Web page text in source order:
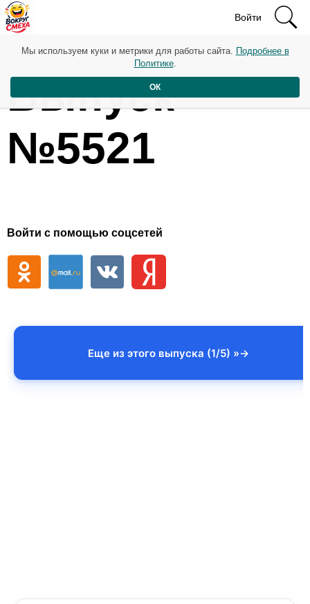
Войти
Выпуск
№5521
Войти с помощью соцсетей
Еще из этого выпуска (1/5) »
Мы используем куки и метрики для работы сайта. Подробнее в
Политике.
ОК